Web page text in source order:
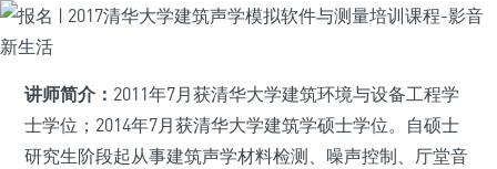
讲师简介： 2011年7月获清华大学建筑环境与设备工程学
士学位；2014年7月获清华大学建筑学硕士学位。自硕士
研究生阶段起从事建筑声学材料检测、噪声控制、厅堂音